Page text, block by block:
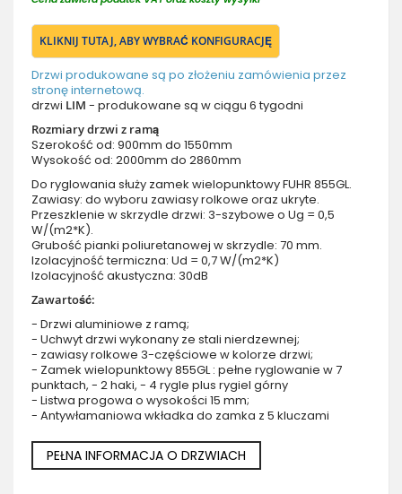
KLIKNIJ TUTAJ, ABY WYBRAĆ KONFIGURACJĘ
Drzwi produkowane są po złożeniu zamówienia przez
stronę internetową.
drzwi LIM - produkowane są w ciągu 6 tygodni
Rozmiary drzwi z ramą
Szerokość od: 900mm do 1550mm
Wysokość od: 2000mm do 2860mm
Do ryglowania służy zamek wielopunktowy FUHR 855GL.
Zawiasy: do wyboru zawiasy rolkowe oraz ukryte.
Przeszklenie w skrzydle drzwi: 3-szybowe o Ug = 0,5
W/(m2*K).
Grubość pianki poliuretanowej w skrzydle: 70 mm.
Izolacyjność termiczna: Ud = 0,7 W/(m2*K)
Izolacyjność akustyczna: 30dB
Zawartość:
- Drzwi aluminiowe z ramą;
- Uchwyt drzwi wykonany ze stali nierdzewnej;
- zawiasy rolkowe 3-częściowe w kolorze drzwi;
- Zamek wielopunktowy 855GL : pełne ryglowanie w 7
punktach, - 2 haki, - 4 rygle plus rygiel górny
- Listwa progowa o wysokości 15 mm;
- Antywłamaniowa wkładka do zamka z 5 kluczami
PEŁNA INFORMACJA O DRZWIACH